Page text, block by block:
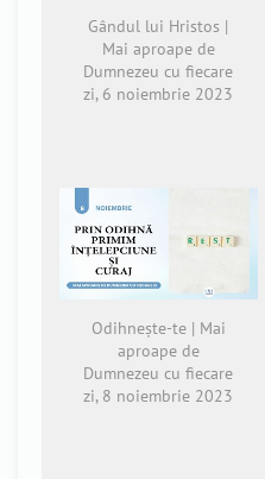
Gândul lui Hristos |
Mai aproape de
Dumnezeu cu fiecare
zi, 6 noiembrie 2023
Odihnește-te | Mai
aproape de
Dumnezeu cu fiecare
zi, 8 noiembrie 2023